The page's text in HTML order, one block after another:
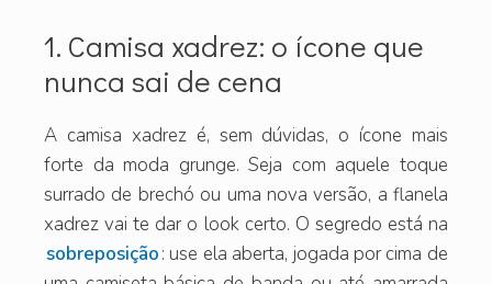
1. Camisa xadrez: o ícone que
nunca sai de cena
A camisa xadrez é, sem dúvidas, o ícone mais
forte da moda grunge. Seja com aquele toque
surrado de brechó ou uma nova versão, a flanela
xadrez vai te dar o look certo. O segredo está na
sobreposição: use ela aberta, jogada por cima de